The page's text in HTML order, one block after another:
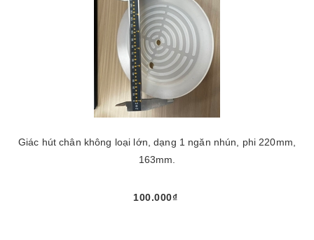
Giác hút chân không loại lớn, dạng 1 ngăn nhún, phi 220mm,
163mm.
100.000₫